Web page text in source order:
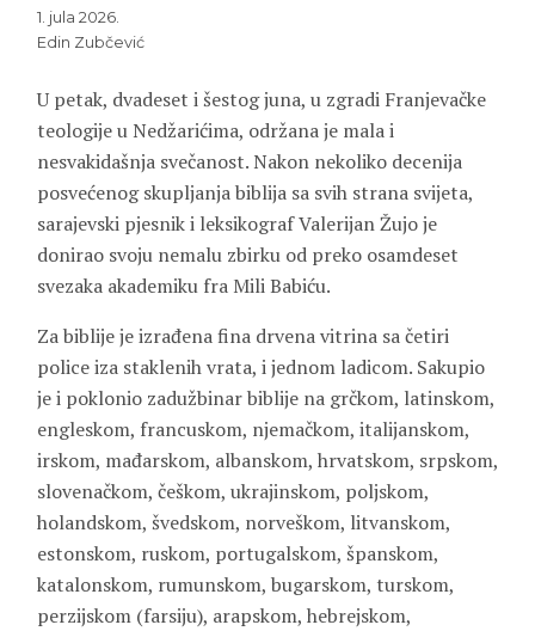
1. jula 2026.
Edin Zubčević
U petak, dvadeset i šestog juna, u zgradi Franjevačke
teologije u Nedžarićima, održana je mala i
nesvakidašnja svečanost. Nakon nekoliko decenija
posvećenog skupljanja biblija sa svih strana svijeta,
sarajevski pjesnik i leksikograf Valerijan Žujo je
donirao svoju nemalu zbirku od preko osamdeset
svezaka akademiku fra Mili Babiću.
Za biblije je izrađena fina drvena vitrina sa četiri
police iza staklenih vrata, i jednom ladicom. Sakupio
je i poklonio zadužbinar biblije na grčkom, latinskom,
engleskom, francuskom, njemačkom, italijanskom,
irskom, mađarskom, albanskom, hrvatskom, srpskom,
slovenačkom, češkom, ukrajinskom, poljskom,
holandskom, švedskom, norveškom, litvanskom,
estonskom, ruskom, portugalskom, španskom,
katalonskom, rumunskom, bugarskom, turskom,
perzijskom (farsiju), arapskom, hebrejskom,